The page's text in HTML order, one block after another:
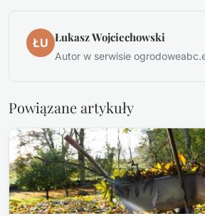
ŁU Łukasz Wojciechowski
Autor w serwisie
Powiązane artykuły